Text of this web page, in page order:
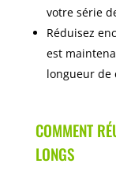
votre série
Réduisez
est
longueur de
COMMENT
LONGS